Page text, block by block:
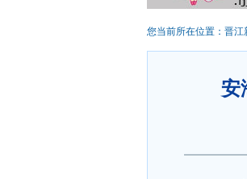
您当前所在位置： 晋江
安